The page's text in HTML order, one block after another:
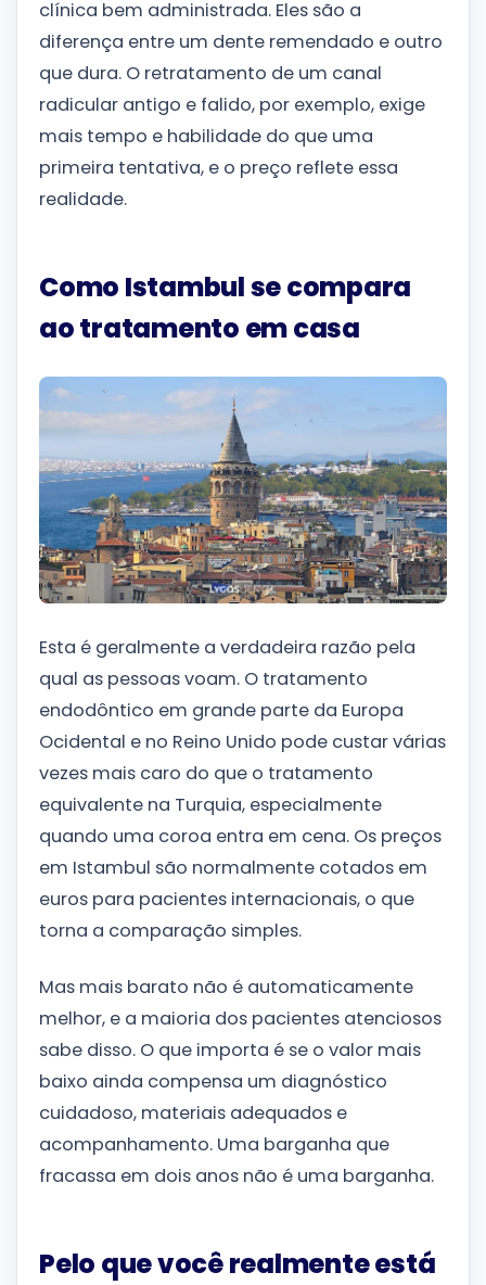
clínica bem administrada. Eles são a
diferença entre um dente remendado e outro
que dura. O retratamento de um canal
radicular antigo e falido, por exemplo, exige
mais tempo e habilidade do que uma
primeira tentativa, e o preço reflete essa
realidade.
Como Istambul se compara
ao tratamento em casa
Esta é geralmente a verdadeira razão pela
qual as pessoas voam. O tratamento
endodôntico em grande parte da Europa
Ocidental e no Reino Unido pode custar várias
vezes mais caro do que o tratamento
equivalente na Turquia, especialmente
quando uma coroa entra em cena. Os preços
em Istambul são normalmente cotados em
euros para pacientes internacionais, o que
torna a comparação simples.
Mas mais barato não é automaticamente
melhor, e a maioria dos pacientes atenciosos
sabe disso. O que importa é se o valor mais
baixo ainda compensa um diagnóstico
cuidadoso, materiais adequados e
acompanhamento. Uma barganha que
fracassa em dois anos não é uma barganha.
Pelo que você realmente está